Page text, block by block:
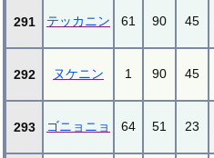
291 テッカニン 61 90 45
292 ヌケニン 1 90 45
293 ゴニョニョ 64 51 23